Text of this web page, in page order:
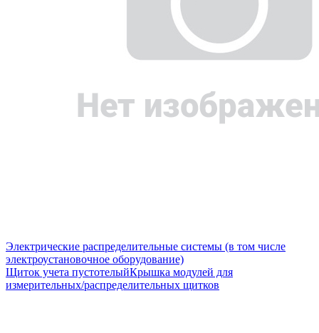
Электрические распределительные системы (в том числе
электроустановочное оборудование)
Щиток учета пустотелыйКрышка модулей для
измерительных/распределительных щитков